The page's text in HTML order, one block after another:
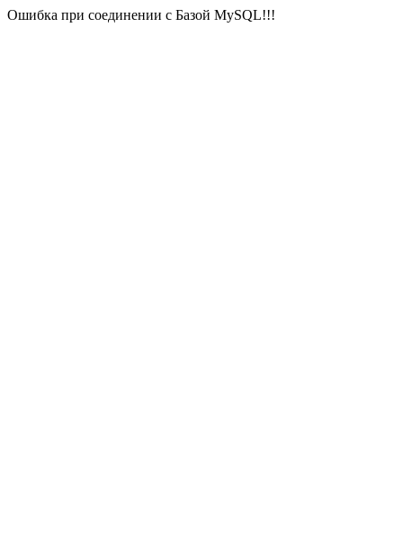
Ошибка при соединении с Базой MySQL!!!